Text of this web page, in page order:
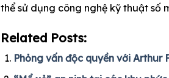
thể sử dụng công nghệ kỹ thuật số
Related Posts:
Phỏng vấn độc quyền với Arthur